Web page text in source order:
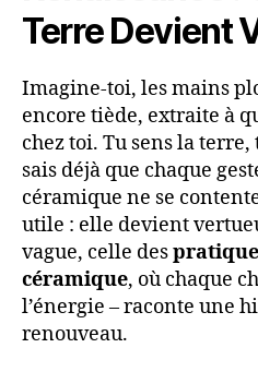
Terre Devient
Imagine-toi, les mains
encore tiède, extraite à
chez toi. Tu sens la
sais déjà que chaque
céramique ne se
utile : elle devient
vague, celle des
céramique, où chaque
l’énergie – raconte une
renouveau.